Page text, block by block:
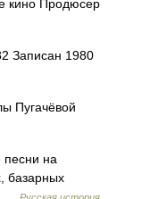
кино Продюсер
Записан 1980
Пугачёвой
песни на
базарных